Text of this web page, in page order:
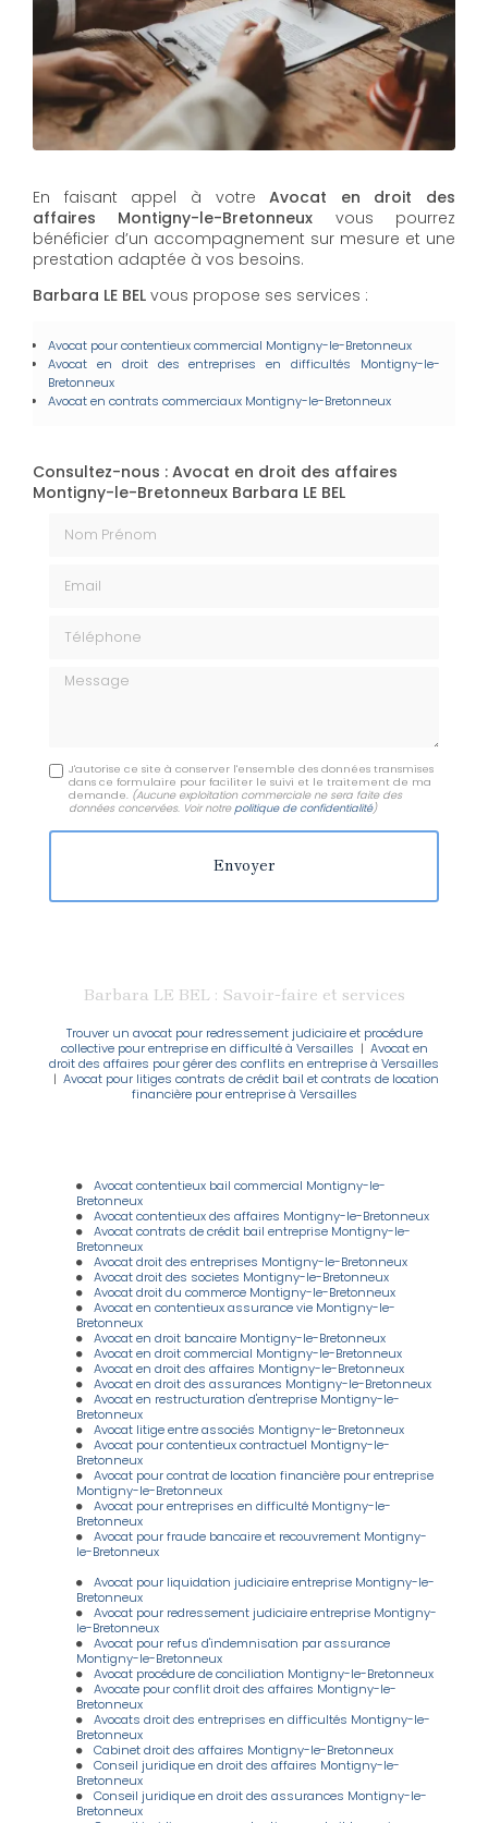
En faisant appel à votreAvocat en droit des
affaires
Montigny-le-Bretonneux vous pourrez
bénéficier d’un accompagnement sur mesure et une
prestation adaptée à vos besoins.
Barbara LE BEL vous propose ses services :
Avocat pour contentieux commercial Montigny-le-Bretonneux
Avocat en droit des entreprises en difficultés Montigny-le-
Bretonneux
Avocat en contrats commerciaux Montigny-le-Bretonneux
Consultez-nous : Avocat en droit des affaires
Montigny-le-Bretonneux Barbara LE BEL
Message
J'autorise ce site à conserver l'ensemble des données transmises
dans ce formulaire pour faciliter le suivi et le traitement de ma
demande. (Aucune exploitation commerciale ne sera faite des
données concervées. Voir notrepolitique de confidentialité)
Barbara LE BEL : Savoir-faire et services
Trouver un avocat pour redressement judiciaire et procédure
collective pour entreprise en difficulté à Versailles | Avocat en
droit des affaires pour gérer des conflits en entreprise à Versailles
| Avocat pour litiges contrats de crédit bail et contrats de location
financière pour entreprise à Versailles
Avocat contentieux bail commercial Montigny-le-
Bretonneux
Avocat contentieux des affaires Montigny-le-Bretonneux
Avocat contrats de crédit bail entreprise Montigny-le-
Bretonneux
Avocat droit des entreprises Montigny-le-Bretonneux
Avocat droit des societes Montigny-le-Bretonneux
Avocat droit du commerce Montigny-le-Bretonneux
Avocat en contentieux assurance vie Montigny-le-
Bretonneux
Avocat en droit bancaire Montigny-le-Bretonneux
Avocat en droit commercial Montigny-le-Bretonneux
Avocat en droit des affaires Montigny-le-Bretonneux
Avocat en droit des assurances Montigny-le-Bretonneux
Avocat en restructuration d'entreprise Montigny-le-
Bretonneux
Avocat litige entre associés Montigny-le-Bretonneux
Avocat pour contentieux contractuel Montigny-le-
Bretonneux
Avocat pour contrat de location financière pour entreprise
Montigny-le-Bretonneux
Avocat pour entreprises en difficulté Montigny-le-
Bretonneux
Avocat pour fraude bancaire et recouvrement Montigny-
le-Bretonneux
Avocat pour liquidation judiciaire entreprise Montigny-le-
Bretonneux
Avocat pour redressement judiciaire entreprise Montigny-
le-Bretonneux
Avocat pour refus d'indemnisation par assurance
Montigny-le-Bretonneux
Avocat procédure de conciliation Montigny-le-Bretonneux
Avocate pour conflit droit des affaires Montigny-le-
Bretonneux
Avocats droit des entreprises en difficultés Montigny-le-
Bretonneux
Cabinet droit des affaires Montigny-le-Bretonneux
Conseil juridique en droit des affaires Montigny-le-
Bretonneux
Conseil juridique en droit des assurances Montigny-le-
Bretonneux